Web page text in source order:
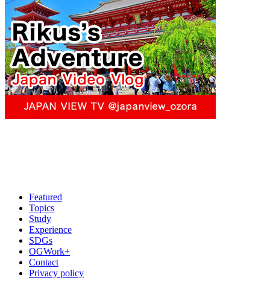
Featured
Topics
Study
Experience
SDGs
OGWork+
Contact
Privacy policy